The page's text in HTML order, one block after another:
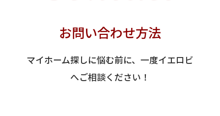
お問い合わせ方法
マイホーム探しに悩む前に、一度イエロビ
へご相談ください！